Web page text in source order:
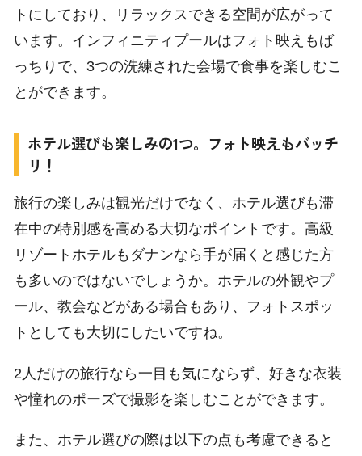
トにしており、リラックスできる空間が広がって
います。インフィニティプールはフォト映えもば
っちりで、3つの洗練された会場で食事を楽しむこ
とができます。
ホテル選びも楽しみの1つ。フォト映えもバッチ
リ！
旅行の楽しみは観光だけでなく、ホテル選びも滞
在中の特別感を高める大切なポイントです。高級
リゾートホテルもダナンなら手が届くと感じた方
も多いのではないでしょうか。ホテルの外観やプ
ール、教会などがある場合もあり、フォトスポッ
トとしても大切にしたいですね。
2人だけの旅行なら一目も気にならず、好きな衣装
や憧れのポーズで撮影を楽しむことができます。
また、ホテル選びの際は以下の点も考慮できると